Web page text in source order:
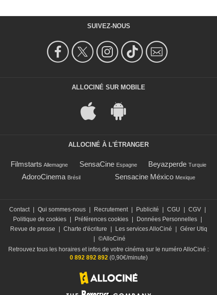
SUIVEZ-NOUS
ALLOCINÉ SUR MOBILE
ALLOCINÉ À L'ÉTRANGER
Filmstarts Allemagne SensaCine Espagne Beyazperde Turquie
AdoroCinema Brésil Sensacine México Mexique
Contact Qui sommes-nous Recrutement Publicité CGU CGV
Politique de cookies
Préférences cookies Données Personnelles
Revue de presse
Charte d'écriture Les services AlloCiné
Gérer Utiq
©AlloCiné
Retrouvez tous les horaires et infos de votre cinéma sur le numéro AlloCiné :
0 892 892 892(0,90€/minute)